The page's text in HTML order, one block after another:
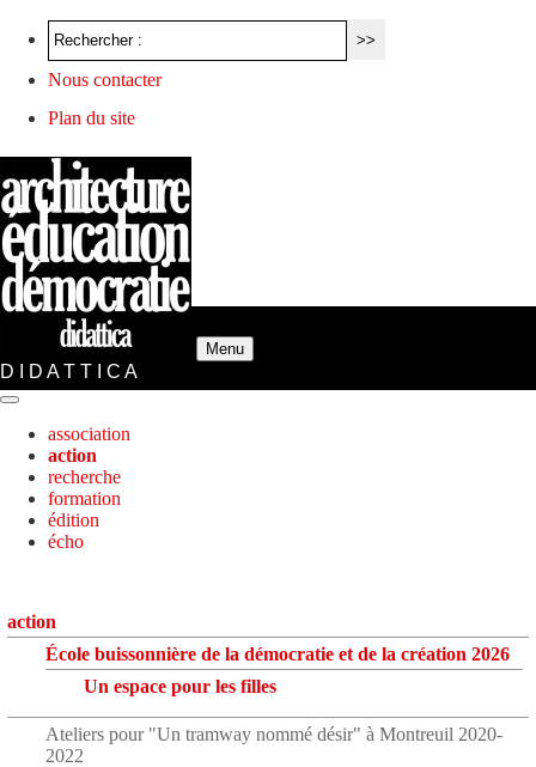
Nous contacter
Plan du site
Menu
D I D A T T I C A
association
action
recherche
formation
édition
écho
action
École buissonnière de la démocratie et de la création 2026
Un espace pour les filles
Ateliers pour "Un tramway nommé désir" à Montreuil 2020-
2022